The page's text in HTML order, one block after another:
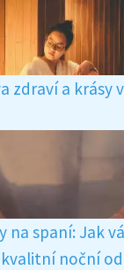
zdraví a krásy
na spaní: Jak
noční